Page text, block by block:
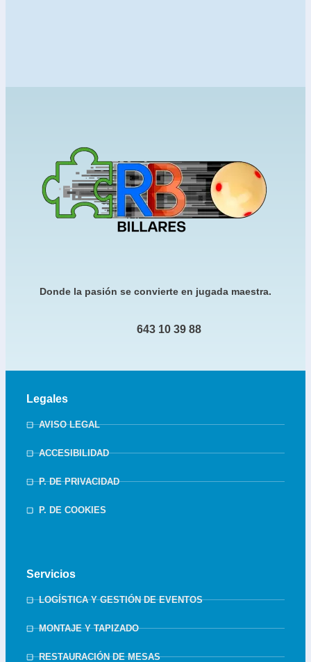
Donde la pasión se convierte en jugada maestra.
643 10 39 88
Legales
AVISO LEGAL
ACCESIBILIDAD
P. DE PRIVACIDAD
P. DE COOKIES
Servicios
LOGÍSTICA Y GESTIÓN DE EVENTOS
MONTAJE Y TAPIZADO
RESTAURACIÓN DE MESAS